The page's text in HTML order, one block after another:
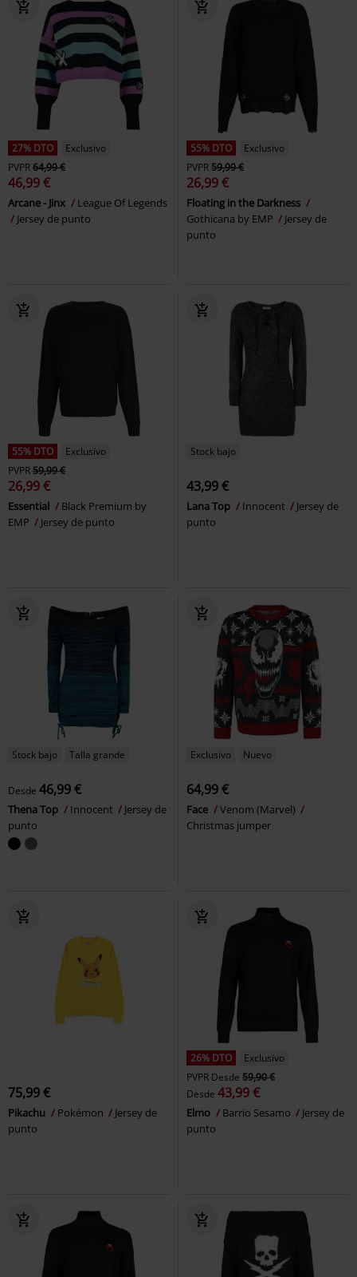
27% DTO
Exclusivo
PVPR64,99 €
46,99 €
Arcane - Jinx
League Of Legends
Jersey de punto
55% DTO
Exclusivo
PVPR59,99 €
26,99 €
Floating in the Darkness
Gothicana by EMP
Jersey de
punto
55% DTO
Exclusivo
PVPR59,99 €
26,99 €
Essential
Black Premium by
EMP
Jersey de punto
Stock bajo
43,99 €
Lana Top Innocent
Jersey de
punto
Stock bajo Talla grande
Desde 46,99 €
Thena Top Innocent
Jersey de
punto
Exclusivo Nuevo
64,99 €
Face
Venom (Marvel)
Christmas jumper
75,99 €
Pikachu Pokémon
Jersey de
punto
26% DTO
Exclusivo
PVPR Desde 59,90 €
Desde 43,99 €
Elmo Barrio Sesamo
Jersey de
punto